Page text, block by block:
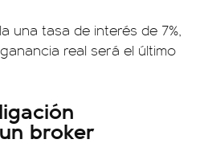
una tasa de interés de 7%,
real será el último
broker